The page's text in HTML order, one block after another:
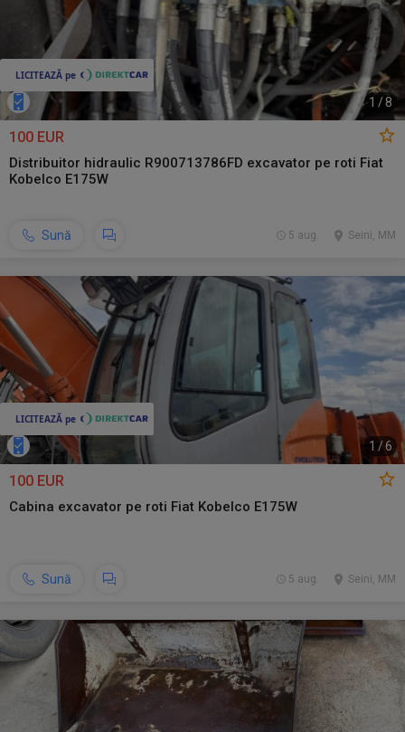
1 / 8
100 EUR
Distribuitor hidraulic R900713786FD excavator pe roti Fiat
Kobelco E175W
Sună Seini, MM
5 aug.
1 /6
100 EUR
Cabina excavator pe roti Fiat Kobelco E175W
Sună Seini, MM
5 aug.